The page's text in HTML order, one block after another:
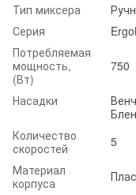
Тип миксера
Серия
Потребляемая
мощность,
(Вт)
750
Насадки
Количество
скоростей
5
Материал
корпуса